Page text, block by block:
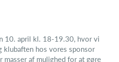
10. april kl. 18-19.30, hvor vi
klubaften hos vores sponsor
masser af mulighed for at gøre